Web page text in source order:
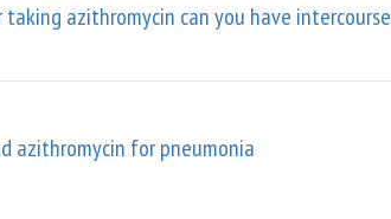
azithromycin can you have intercourse
azithromycin for pneumonia